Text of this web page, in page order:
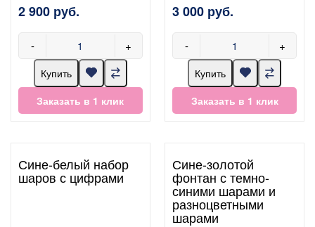
2 900 руб.
- +
Купить
Заказать в 1 клик
3 000 руб.
- +
Купить
Заказать в 1 клик
Сине-белый набор
шаров с цифрами
Сине-золотой
фонтан с темно-
синими шарами и
разноцветными
шарами